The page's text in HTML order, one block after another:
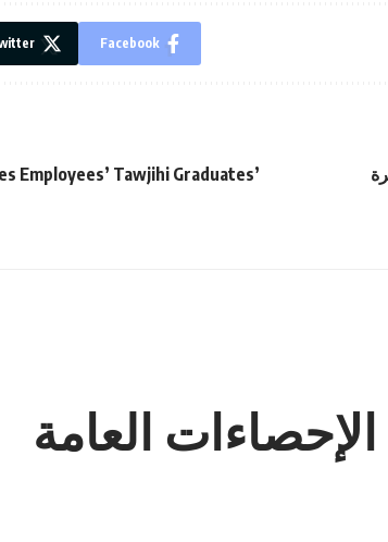
Facebook
Employees’ Tawjihi Graduates’
العامة